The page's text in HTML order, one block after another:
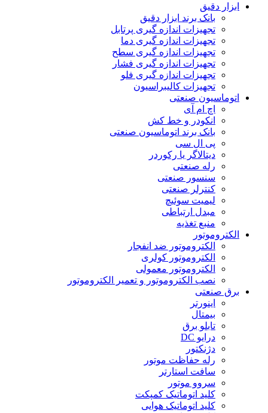
ابزار دقیق
بانک برند ابزار دقیق
تجهیزات اندازه گیری پرتابل
تجهیزات اندازه گیری دما
تجهیزات اندازه گیری سطح
تجهیزات اندازه گیری فشار
تجهیزات اندازه گیری فلو
تجهیزات کالیبراسیون
اتوماسیون صنعتی
اچ ام آی
انکودر و خط کش
بانک برند اتوماسیون صنعتی
پی ال سی
دیتالاگر یا رکوردر
رله صنعتی
سنسور صنعتی
کنترلر صنعتی
لیمیت سوئیچ
مبدل ارتباطی
منبع تغذیه
الکتروموتور
الکتروموتور ضد انفجار
الکتروموتور کولری
الکتروموتور معمولی
نصب الکتروموتور و تعمیر الکتروموتور
برق صنعتی
اینورتر
بیمتال
تابلو برق
درایو DC
دژنکتور
رله حفاظت موتور
سافت استارتر
سروو موتور
کلید اتوماتیک کمپکت
کلید اتوماتیک هوایی